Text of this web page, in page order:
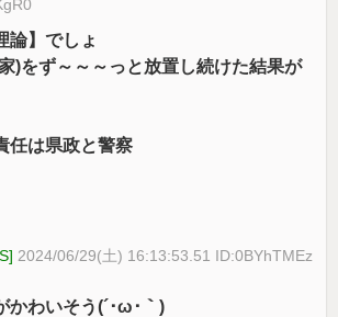
論】でしょ
)をず～～～っと放置し続けた結果が
任は県政と警察
2024/06/29(土) 16:13:53.51 ID:0BYhTMEz
かわいそう(´･ω･｀)